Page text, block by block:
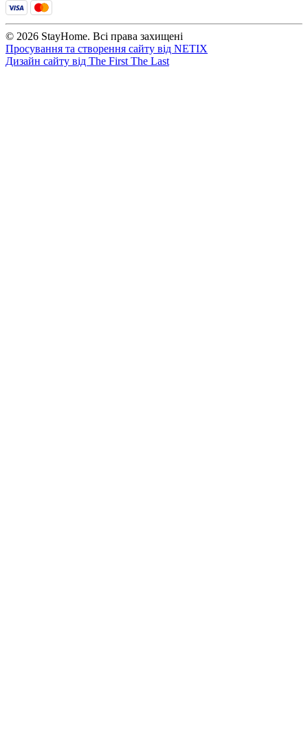
© 2026 StayHome. Всі права захищені
Просування та створення сайту від NETIX
Дизайн сайту від The First The Last